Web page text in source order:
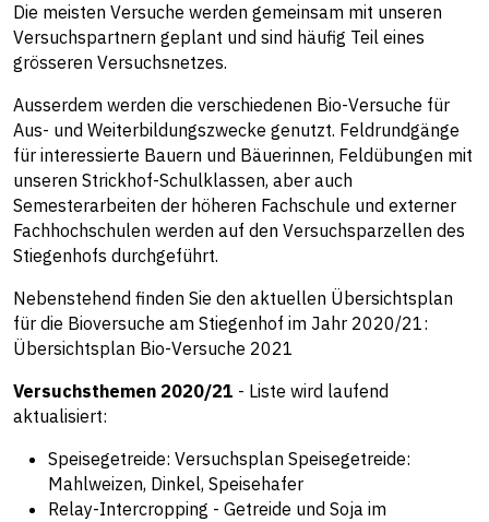
Die meisten Versuche werden gemeinsam mit unseren
Versuchspartnern geplant und sind häufig Teil eines
grösseren Versuchsnetzes.
Ausserdem werden die verschiedenen Bio-Versuche für
Aus- und Weiterbildungszwecke genutzt. Feldrundgänge
für interessierte Bauern und Bäuerinnen, Feldübungen mit
unseren Strickhof-Schulklassen, aber auch
Semesterarbeiten der höheren Fachschule und externer
Fachhochschulen werden auf den Versuchsparzellen des
Stiegenhofs durchgeführt.
Nebenstehend finden Sie den aktuellen Übersichtsplan
für die Bioversuche am Stiegenhof im Jahr 2020/21:
Übersichtsplan Bio-Versuche 2021
Versuchsthemen 2020/21 - Liste wird laufend
aktualisiert:
Speisegetreide: Versuchsplan Speisegetreide:
Mahlweizen, Dinkel, Speisehafer
Relay-Intercropping - Getreide und Soja im